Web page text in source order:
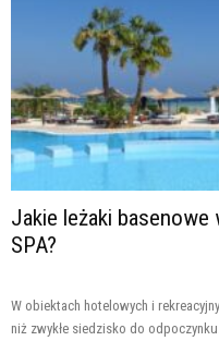
Jakie leżaki
SPA?
W obiektach hotelowych i
niż zwykłe siedzisko do